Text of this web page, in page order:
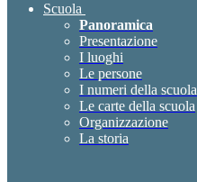
Scuola
Panoramica
Presentazione
I luoghi
Le persone
I numeri della scuola
Le carte della scuola
Organizzazione
La storia